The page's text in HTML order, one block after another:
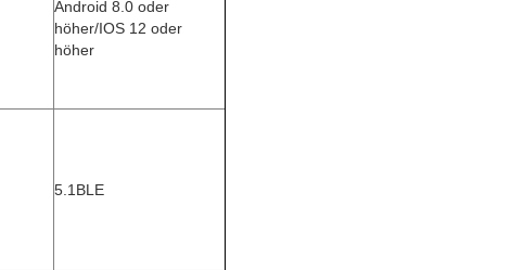
Android 8.0 oder
höher/IOS 12 oder
höher
5.1BLE